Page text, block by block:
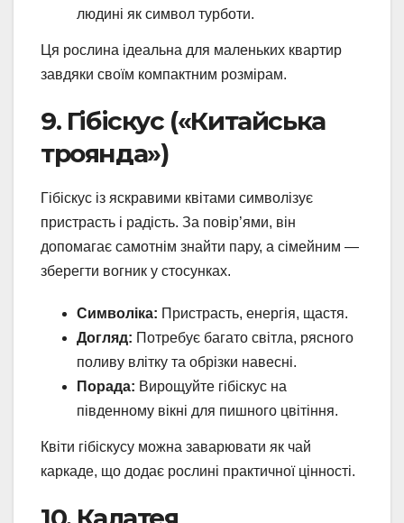
людині як символ турботи.
Ця рослина ідеальна для маленьких квартир
завдяки своїм компактним розмірам.
9. Гібіскус («Китайська
троянда»)
Гібіскус із яскравими квітами символізує
пристрасть і радість. За повір’ями, він
допомагає самотнім знайти пару, а сімейним —
зберегти вогник у стосунках.
Символіка: Пристрасть, енергія, щастя.
Догляд: Потребує багато світла, рясного
поливу влітку та обрізки навесні.
Порада: Вирощуйте гібіскус на
південному вікні для пишного цвітіння.
Квіти гібіскусу можна заварювати як чай
каркаде, що додає рослині практичної цінності.